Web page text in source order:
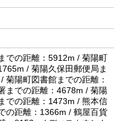
での距離：5912m / 菊陽町
/ 菊陽久保田郵便局ま
菊陽町図書館までの距離：
までの距離：4678m / 菊陽
での距離：1473m / 熊本信
の距離：1366m / 鶴屋百貨